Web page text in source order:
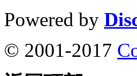
Powered by
© 2001-2017